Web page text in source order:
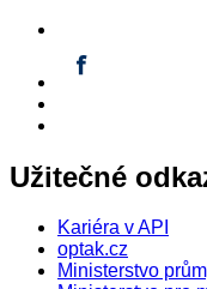
Užitečné
Kariéra v API
optak.cz
Ministerstvo